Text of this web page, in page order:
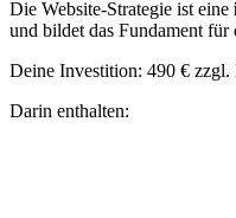
Die Website-Strategie ist eine
und bildet das Fundament
Deine Investition: 490 € zzgl.
Darin enthalten: